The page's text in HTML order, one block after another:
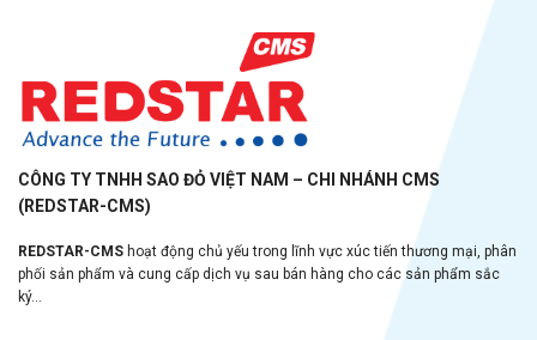
CÔNG TY TNHH SAO ĐỎ VIỆT NAM – CHI NHÁNH CMS
(REDSTAR-CMS)
REDSTAR-CMS hoạt động chủ yếu trong lĩnh vực xúc tiến thương mại, phân
phối sản phẩm và cung cấp dịch vụ sau bán hàng cho các sản phẩm sắc
ký...